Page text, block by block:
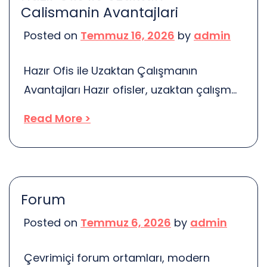
hatalar, analizlerin güvenilirliğini zedeler.
Örneğin, veri setinin yanlış seçilmesi sık
Calismanin Avantajlari
Posted on Temmuz 16, 2026 by admin
Hazır Ofis ile Uzaktan Çalışmanın
Avantajları Hazır ofisler, uzaktan çalışma
sunar. Birçok kişi için, evden çalışmak
cazip görünebilir. Ancak, bazen evin
burada hazır ofisler devreye giriyor. Bu
ofisler, hem esneklik sağlıyor hem de iş
en […]
Read More >
Forum
Posted on Temmuz 6, 2026 by admin
Çevrimiçi forum ortamları, modern